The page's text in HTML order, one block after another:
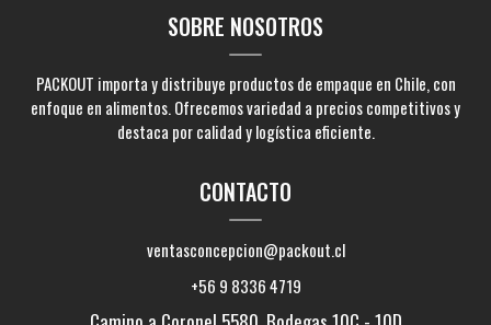
SOBRE NOSOTROS
PACKOUT importa y distribuye productos de empaque en Chile, con
enfoque en alimentos. Ofrecemos variedad a precios competitivos y
destaca por calidad y logística eficiente.
CONTACTO
ventasconcepcion@packout.cl
+56 9 8336 4719